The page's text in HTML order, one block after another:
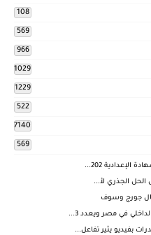
108
569
966
1029
1229
522
7140
569
الإعدادية 202...
الحل الجذري لأ...
جورج وسوف
في مصر ويعدد 3...
بفيديو يثير تفاعل...